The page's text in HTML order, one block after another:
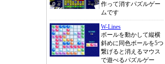
作って消すパズルゲー
ムです
W-Lines
ボールを動かして縦横
斜めに同色ボールを5つ
繋げると消えるマウス
で遊べるパズルゲー